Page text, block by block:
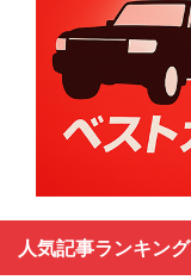
人気記事ランキング